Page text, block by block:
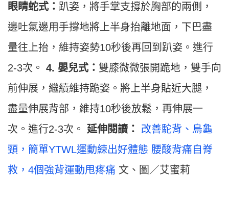
眼睛蛇式： 趴姿，將手掌支撐於胸部的兩側，
邊吐氣邊用手撐地將上半身抬離地面，下巴盡
量往上抬，維持姿勢10秒後再回到趴姿。進行
2-3次。 4. 嬰兒式： 雙膝微微張開跪地，雙手向
前伸展，繼續維持跪姿。將上半身貼近大腿，
盡量伸展背部，維持10秒後放鬆，再伸展一
次。進行2-3次。 延伸閱讀： 改善駝背、烏龜
頸，簡單YTWL運動練出好體態 腰酸背痛自脊
救，4個強背運動甩疼痛 文、圖／艾蜜莉